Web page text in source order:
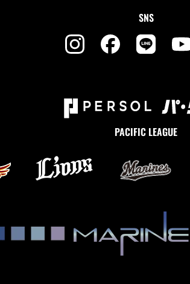
SNS
PACIFIC LEAGUE